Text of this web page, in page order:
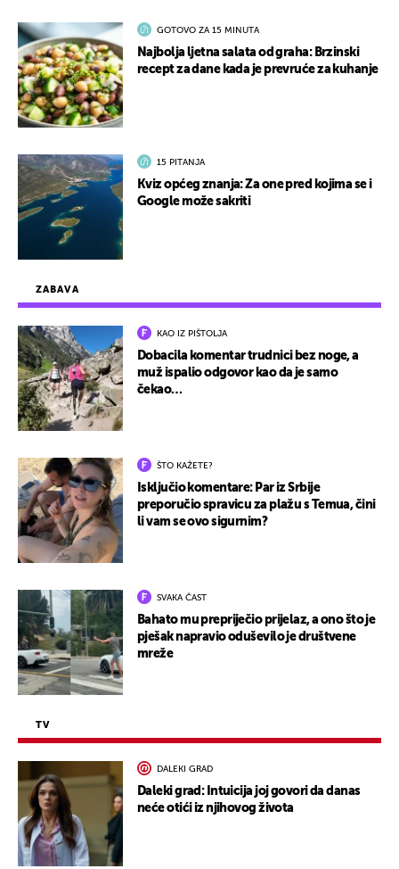
ZABAVA
KAO IZ PIŠTOLJA
Dobacila komentar trudnici bez noge, a
muž ispalio odgovor kao da je samo
čekao…
ŠTO KAŽETE?
Isključio komentare: Par iz Srbije
preporučio spravicu za plažu s Temua, čini
li vam se ovo sigurnim?
SVAKA ČAST
Bahato mu prepriječio prijelaz, a ono što je
pješak napravio oduševilo je društvene
mreže
TV
DALEKI GRAD
Daleki grad: Intuicija joj govori da danas
neće otići iz njihovog života
GOTOVO ZA 15 MINUTA
Najbolja ljetna salata od graha: Brzinski
recept za dane kada je prevruće za kuhanje
15 PITANJA
Kviz općeg znanja: Za one pred kojima se i
Google može sakriti